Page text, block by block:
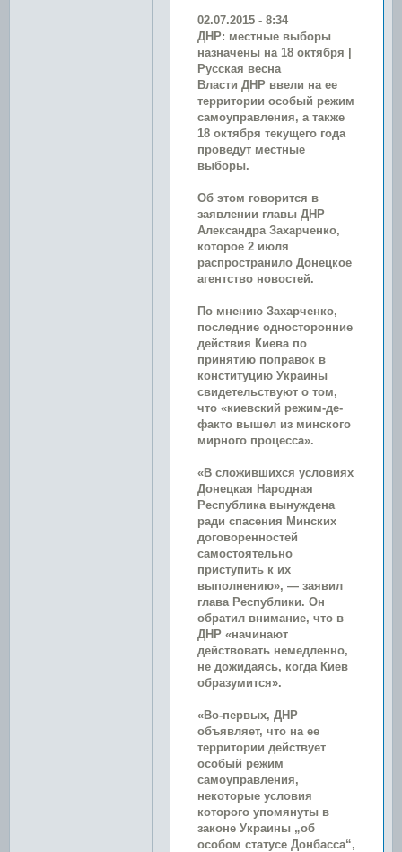
02.07.2015 - 8:34
ДНР: местные выборы
назначены на 18 октября |
Русская весна
Власти ДНР ввели на ее
территории особый режим
самоуправления, а также
18 октября текущего года
проведут местные
выборы.
Об этом говорится в
заявлении главы ДНР
Александра Захарченко,
которое 2 июля
распространило Донецкое
агентство новостей.
По мнению Захарченко,
последние односторонние
действия Киева по
принятию поправок в
конституцию Украины
свидетельствуют о том,
что «киевский режим-де-
факто вышел из минского
мирного процесса».
«В сложившихся условиях
Донецкая Народная
Республика вынуждена
ради спасения Минских
договоренностей
самостоятельно
приступить к их
выполнению», — заявил
глава Республики. Он
обратил внимание, что в
ДНР «начинают
действовать немедленно,
не дожидаясь, когда Киев
образумится».
«Во-первых, ДНР
объявляет, что на ее
территории действует
особый режим
самоуправления,
некоторые условия
которого упомянуты в
законе Украины „об
особом статусе Донбасса“,